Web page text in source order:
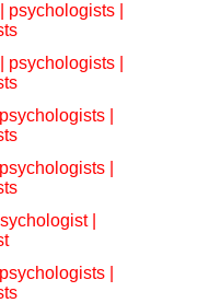
|
|
|
|
|
|